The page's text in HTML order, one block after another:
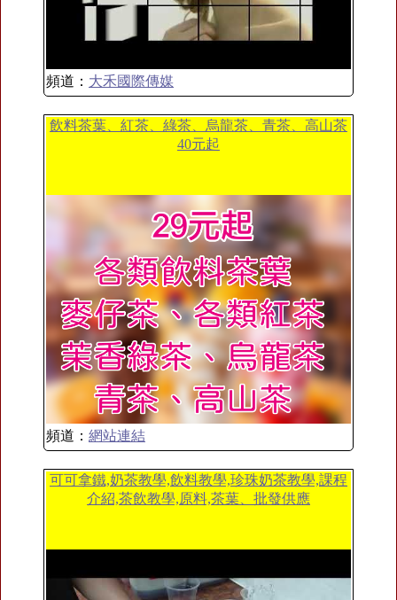
頻道： 大禾國際傳媒
飲料茶葉、紅茶、綠茶、烏龍茶、青茶、高山茶
40元起
頻道： 網站連結
可可拿鐵,奶茶教學,飲料教學,珍珠奶茶教學,課程
介紹,茶飲教學,原料,茶葉、批發供應